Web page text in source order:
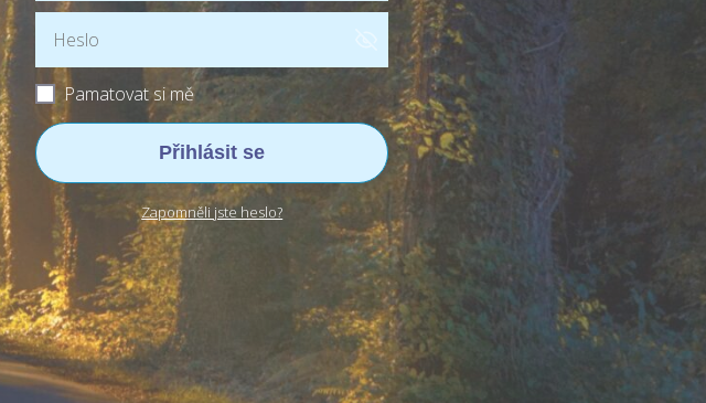
Pamatovat si mě
Přihlásit se
Zapomněli jste heslo?